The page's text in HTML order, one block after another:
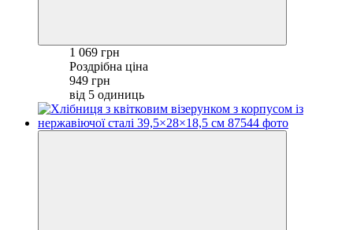
1 069 грн
Роздрібна ціна
949 грн
від 5 одиниць